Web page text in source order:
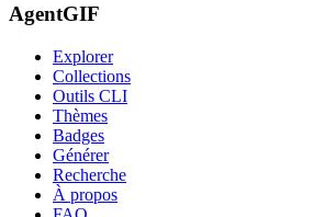
AgentGIF
Explorer
Collections
Outils CLI
Thèmes
Badges
Générer
Recherche
À propos